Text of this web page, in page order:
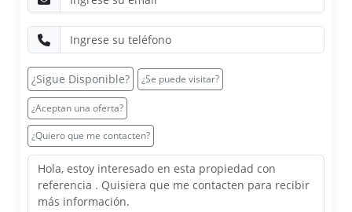
¿Sigue Disponible? ¿Se puede visitar?
¿Aceptan una oferta?
¿Quiero que me contacten?